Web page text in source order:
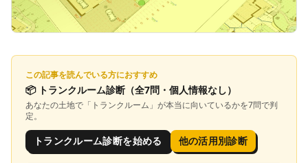
この記事を読んでいる方におすすめ
📦 トランクルーム診断 （全7問・個人情報なし）
あなたの土地で「 トランクルーム 」が本当に向いているかを7問で判
定。
トランクルーム診断を始める 他の活用別診断